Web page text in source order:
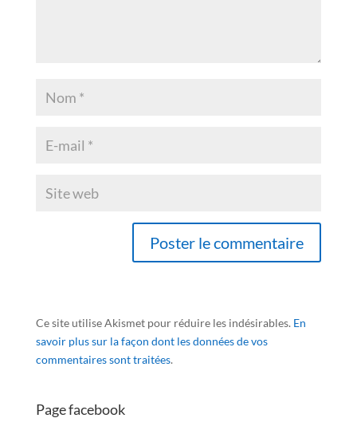
Ce site utilise Akismet pour réduire les indésirables. En
savoir plus sur la façon dont les données de vos
commentaires sont traitées.
Page facebook